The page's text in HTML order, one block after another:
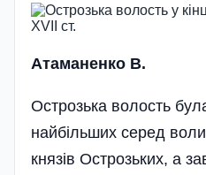
Атаманенко В.
Острозька волость
найбільших серед
князів Острозьких, а